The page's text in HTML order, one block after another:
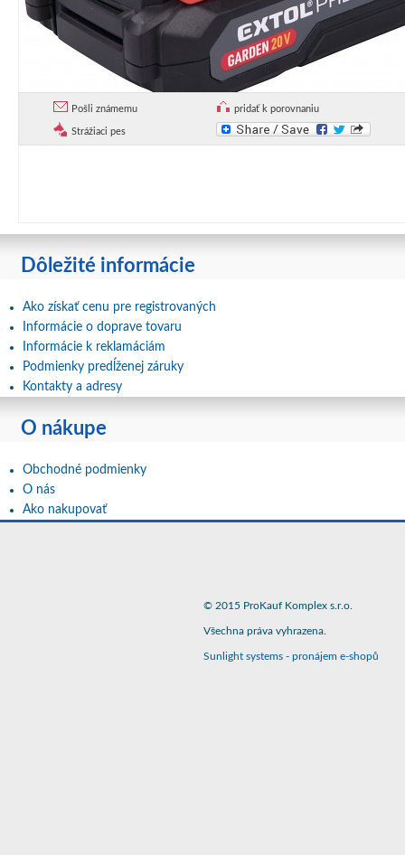
Pošli známemu pridať k porovnaniu
Strážiaci pes
Dôležité informácie
Ako získať cenu pre registrovaných
Informácie o doprave tovaru
Informácie k reklamáciám
Podmienky predĺženej záruky
Kontakty a adresy
O nákupe
Obchodné podmienky
O nás
Ako nakupovať
© 2015 ProKauf Komplex s.r.o.
Všechna práva vyhrazena.
Sunlight systems - pronájem e-shopů